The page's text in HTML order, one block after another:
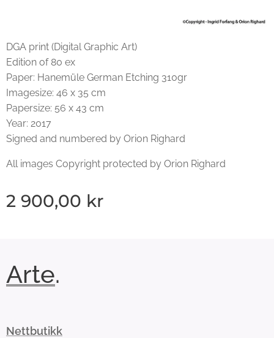
DGA print (Digital Graphic Art)
Edition of 80 ex
Paper: Hanemüle German Etching 310gr
Imagesize: 46 x 35 cm
Papersize: 56 x 43 cm
Year: 2017
Signed and numbered by Orion Righard
All images Copyright protected by Orion Righard
2 900,00 kr
Arte.
Nettbutikk